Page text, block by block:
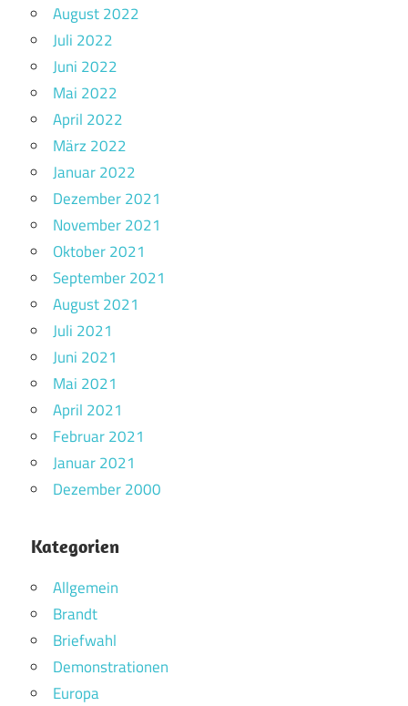
August 2022
Juli 2022
Juni 2022
Mai 2022
April 2022
März 2022
Januar 2022
Dezember 2021
November 2021
Oktober 2021
September 2021
August 2021
Juli 2021
Juni 2021
Mai 2021
April 2021
Februar 2021
Januar 2021
Dezember 2000
Kategorien
Allgemein
Brandt
Briefwahl
Demonstrationen
Europa